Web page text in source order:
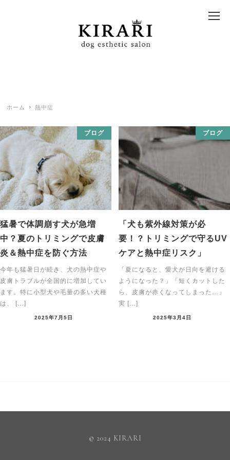
ホーム 熱中症
ブログ
猛暑で体調崩す犬が急増
中？夏のトリミングで皮膚
炎＆熱中症を防ぐ方法
今年も猛暑日が続き、犬の熱中症や
皮膚トラブルが全国的に増加してい
ます。特に小型犬や毛量の多い犬種
は、 […]
2025年7月5日
ブログ
「犬も紫外線対策が必
要！？トリミングで守るUV
ケアと熱中症リスク」
「夏になると、愛犬が日向を避ける
ようになった？」「短くカットした
ら、皮膚が赤くなってしまった…」
実 […]
2025年3月4日
© 2024 KIRARI